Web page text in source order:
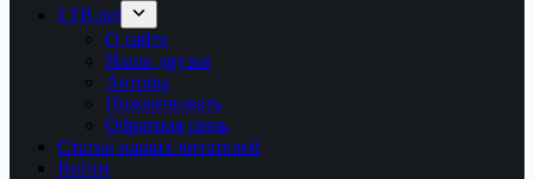
LTB.net
О сайте
Наши друзья
Авторы
Пожертвовать
Обратная связь
Статьи наших читателей
Войти